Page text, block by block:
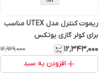
ریموت کنترل مدل UTEX مناسب
برای کولر گازی یوتکس
۱۲٬۳۴۳٬۰۰۰ ۱۲٬۹۲۹٬۰۰۰
افزودن به سبد